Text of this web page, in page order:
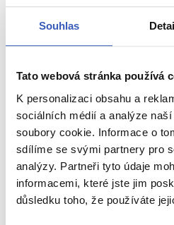
Souhlas
Tato webová stránka používá
K personalizaci obsahu a
sociálních médií a analýze
soubory cookie. Informace o
sdílíme se svými partnery pro
analýzy. Partneři tyto údaje
informacemi, které jste jim
důsledku toho, že používáte
Nizozemská vůně
historická
zahrada Keukenhof
Iva Ťupová